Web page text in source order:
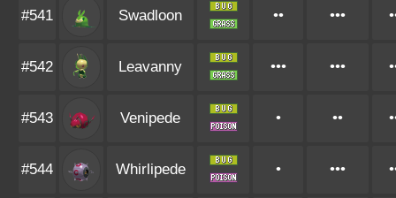
#541 Swadloon •• •••
#542 Leavanny ••• •••
#543 Venipede • ••
#544 Whirlipede • •••